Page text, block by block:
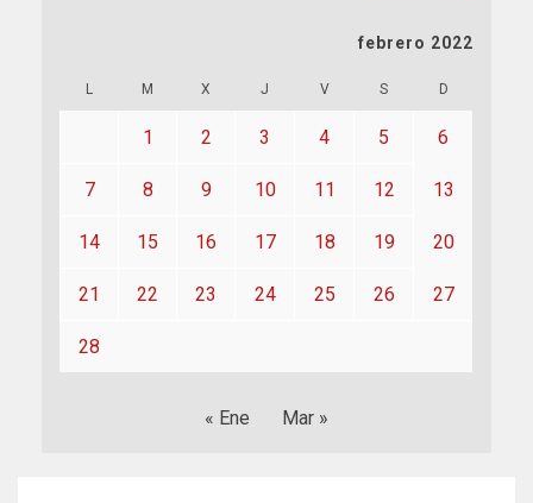
febrero 2022
L M X J V S D
1 2 3 4 5 6
7 8 9 10 11 12 13
14 15 16 17 18 19 20
21 22 23 24 25 26 27
28
« Ene Mar »